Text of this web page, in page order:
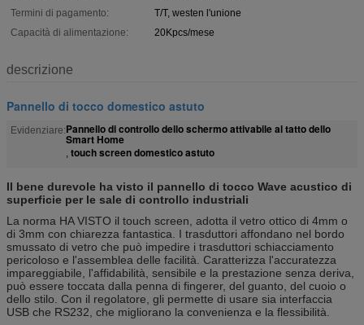
Termini di pagamento:
T/T, westen l'unione
Capacità di alimentazione:
20Kpcs/mese
descrizione
Pannello di tocco domestico astuto
Evidenziare:Pannello di controllo dello schermo attivabile al tatto dello
Smart Home
, touch screen domestico astuto
Il bene durevole ha visto il pannello di tocco Wave acustico di
superficie per le sale di controllo industriali
La norma HA VISTO il touch screen, adotta il vetro ottico di 4mm o
di 3mm con chiarezza fantastica. I trasduttori affondano nel bordo
smussato di vetro che può impedire i trasduttori schiacciamento
pericoloso e l'assemblea delle facilità. Caratterizza l'accuratezza
impareggiabile, l'affidabilità, sensibile e la prestazione senza deriva,
può essere toccata dalla penna di fingerer, del guanto, del cuoio o
dello stilo. Con il regolatore, gli permette di usare sia interfaccia
USB che RS232, che migliorano la convenienza e la flessibilità.